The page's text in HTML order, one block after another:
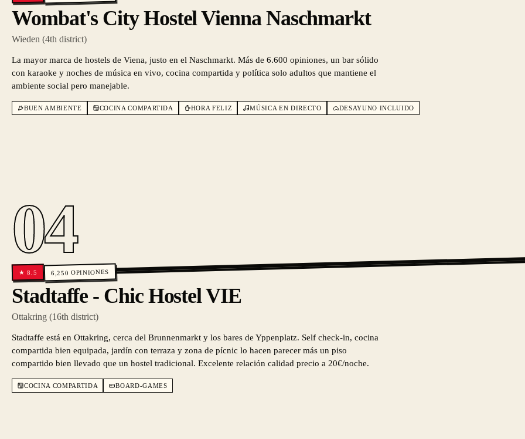
Wombat's City Hostel Vienna Naschmarkt
Wieden (4th district)
La mayor marca de hostels de Viena, justo en el Naschmarkt. Más de 6.600 opiniones, un bar sólido
con karaoke y noches de música en vivo, cocina compartida y política solo adultos que mantiene el
ambiente social pero manejable.
BUEN AMBIENTE COCINA COMPARTIDA HORA FELIZ MÚSICA EN DIRECTO
DESAYUNO INCLUIDO
04
★8.5 6,250 OPINIONES
Stadtaffe - Chic Hostel VIE
Ottakring (16th district)
Stadtaffe está en Ottakring, cerca del Brunnenmarkt y los bares de Yppenplatz. Self check-in, cocina
compartida bien equipada, jardín con terraza y zona de pícnic lo hacen parecer más un piso
compartido bien llevado que un hostel tradicional. Excelente relación calidad precio a 20€/noche.
COCINA COMPARTIDA
BOARD-GAMES